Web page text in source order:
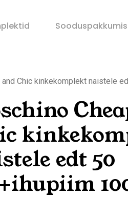
and Chic kinkekomplekt naistele
edt 50